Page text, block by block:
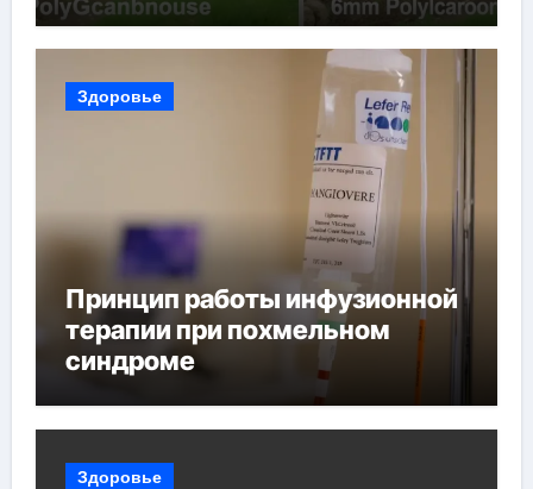
Здоровье
Принцип работы инфузионной
терапии при похмельном
синдроме
Здоровье